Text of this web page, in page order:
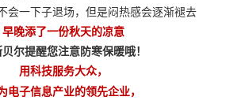
会一下子退场，但是闷热感会逐渐褪去
早晚添了一份秋天的凉意
尔提醒您注意防寒保暖哦！
用科技服务大众，
电子信息产业的领先企业，